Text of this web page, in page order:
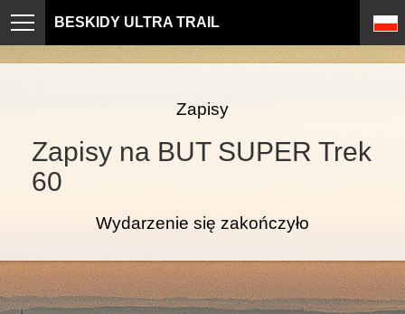
BESKIDY ULTRA TRAIL
Zapisy
Zapisy na BUT SUPER Trek
60
Wydarzenie się zakończyło